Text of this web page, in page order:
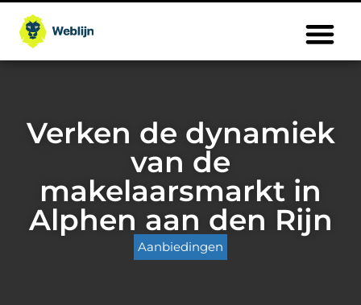
Verken de dynamiek
van de
makelaarsmarkt in
Alphen aan den Rijn
Aanbiedingen